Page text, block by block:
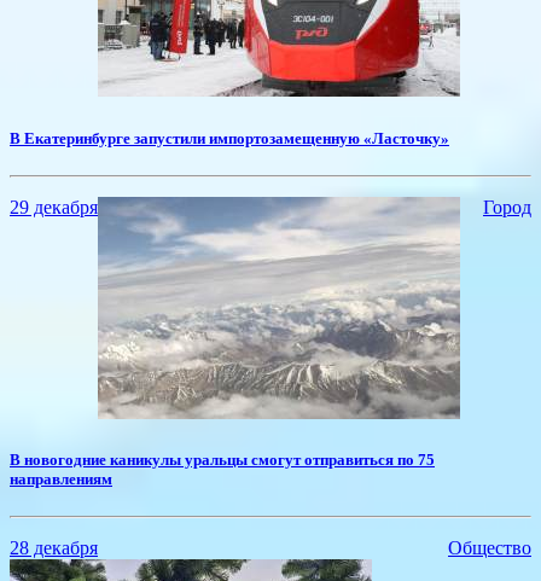
В Екатеринбурге запустили импортозамещенную «Ласточку»
29 декабря Город
В новогодние каникулы уральцы смогут отправиться по 75
направлениям
28 декабря Общество